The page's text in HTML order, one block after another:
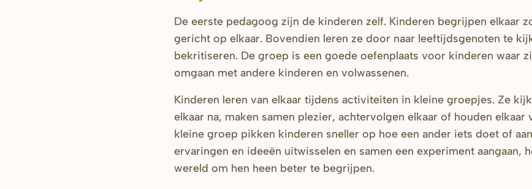
De eerste pedagoog zijn de kinderen zelf. Kinderen begrijpen elkaar
gericht op elkaar. Bovendien leren ze door naar leeftijdsgenoten te
bekritiseren. De groep is een goede oefenplaats voor kinderen waar
omgaan met andere kinderen en volwassenen.
Kinderen leren van elkaar tijdens activiteiten in kleine groepjes. Ze
elkaar na, maken samen plezier, achtervolgen elkaar of houden elkaar
kleine groep pikken kinderen sneller op hoe een ander iets doet of
ervaringen en ideeën uitwisselen en samen een experiment aangaan,
wereld om hen heen beter te begrijpen.